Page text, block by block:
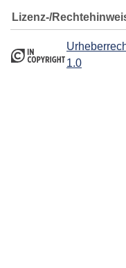
Lizenz-/
1.0